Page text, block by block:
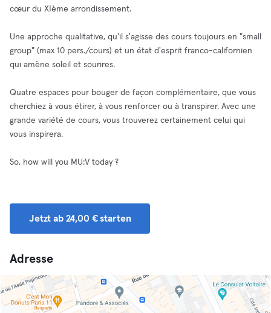
cœur du XIème arrondissement.
Une approche qualitative, qu'il s'agisse des cours toujours en "small
group" (max 10 pers./cours) et un état d'esprit franco-californien
qui amène soleil et sourires.
Quatre espaces pour bouger de façon complémentaire, que vous
cherchiez à vous étirer, à vous renforcer ou à transpirer. Avec une
grande variété de cours, vous trouverez certainement celui qui
vous inspirera.
So, how will you MU:V today ?
Jetzt ab 24,00 € starten
Adresse